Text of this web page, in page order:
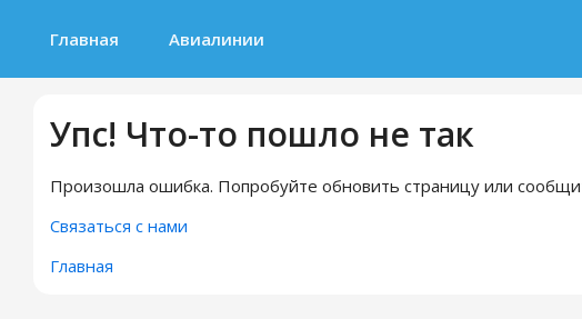
Главная Авиалинии
Упс! Что-то пошло не так
Произошла ошибка. Попробуйте обновить страницу или
Связаться с нами
Главная